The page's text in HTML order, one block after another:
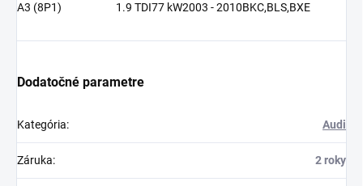
A3 (8P1)
1.9 TDI77 kW2003 - 2010BKC,BLS,BXE
Dodatočné parametre
Kategória: Audi
Záruka: 2 roky